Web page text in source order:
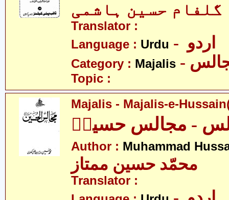
گلفام حسین ہاشمی
Translator :
Language : Urdu
Category : Majalis
Topic :
Majalis - Majalis-e-
- مجالس حسینؑ
Author : Muhammad
محمّد حسین ممتاز
Translator :